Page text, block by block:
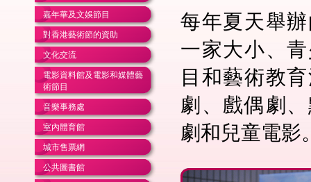
嘉年華及文娛節目
對香港藝術節的資助
文化交流
電影資料館及電影和媒體藝
術節目
音樂事務處
室內體育館
城市售票網
公共圖書館
每年夏天舉
一家大小、
目和藝術教
劇、戲偶劇
劇和兒童電影